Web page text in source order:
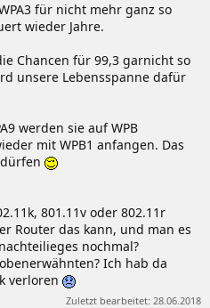
für nicht mehr ganz so
wieder Jahre.
Chancen für 99,3 garnicht so
unsere Lebensspanne dafür
werden sie auf WPB
mit WPB1 anfangen. Das
801.11v oder 802.11r
Router das kann, und man es
nochmal?
Ich hab da
verloren
Zuletzt bearbeitet: 28.06.2018